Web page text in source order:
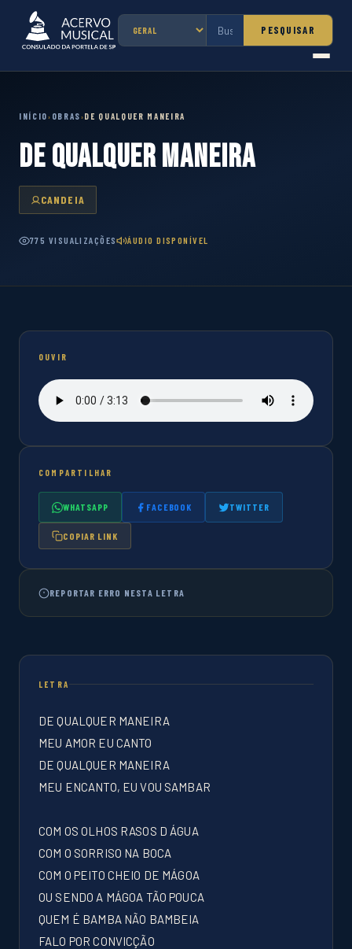
PESQUISAR
INÍCIO› OBRAS›DE QUALQUER MANEIRA
DE QUALQUER MANEIRA
CANDEIA
775 VISUALIZAÇÕES ÁUDIO DISPONÍVEL
LETRA
DE QUALQUER MANEIRA
MEU AMOR EU CANTO
DE QUALQUER MANEIRA
MEU ENCANTO, EU VOU SAMBAR
COM OS OLHOS RASOS D ÁGUA
COM O SORRISO NA BOCA
COM O PEITO CHEIO DE MÁGOA
OU SENDO A MÁGOA TÃO POUCA
QUEM É BAMBA NÃO BAMBEIA
FALO POR CONVICÇÃO
OUVIR
COMPARTILHAR
WHATSAPP FACEBOOK TWITTER
COPIAR LINK
REPORTAR ERRO NESTA LETRA